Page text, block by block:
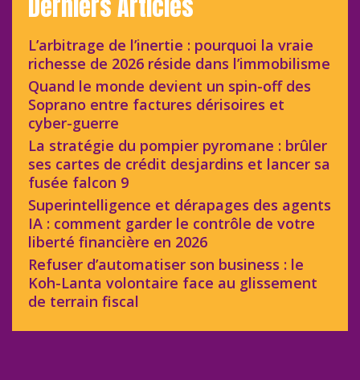
L’arbitrage de l’inertie : pourquoi la vraie
richesse de 2026 réside dans l’immobilisme
Quand le monde devient un spin-off des
Soprano entre factures dérisoires et
cyber-guerre
La stratégie du pompier pyromane : brûler
ses cartes de crédit desjardins et lancer sa
fusée falcon 9
Superintelligence et dérapages des agents
IA : comment garder le contrôle de votre
liberté financière en 2026
Refuser d’automatiser son business : le
Koh-Lanta volontaire face au glissement
de terrain fiscal